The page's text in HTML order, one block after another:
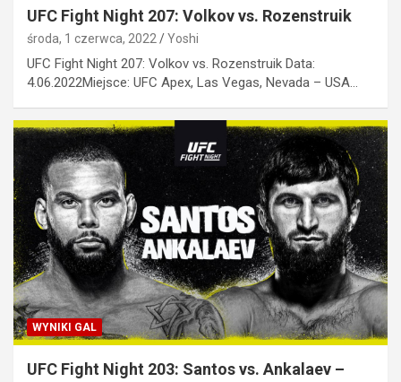
UFC Fight Night 207: Volkov vs. Rozenstruik
środa, 1 czerwca, 2022 Yoshi
UFC Fight Night 207: Volkov vs. Rozenstruik Data:
4.06.2022Miejsce: UFC Apex, Las Vegas, Nevada – USA…
WYNIKI GAL
UFC Fight Night 203: Santos vs. Ankalaev –